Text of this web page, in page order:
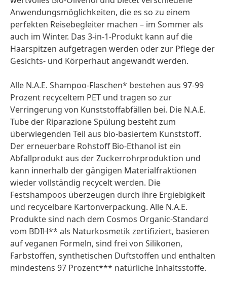
Anwendungsmöglichkeiten, die es so zu einem
perfekten Reisebegleiter machen – im Sommer als
auch im Winter. Das 3-in-1-Produkt kann auf die
Haarspitzen aufgetragen werden oder zur Pflege der
Gesichts- und Körperhaut angewandt werden.
Alle N.A.E. Shampoo-Flaschen* bestehen aus 97-99
Prozent recyceltem PET und tragen so zur
Verringerung von Kunststoffabfällen bei. Die N.A.E.
Tube der Riparazione Spülung besteht zum
überwiegenden Teil aus bio-basiertem Kunststoff.
Der erneuerbare Rohstoff Bio-Ethanol ist ein
Abfallprodukt aus der Zuckerrohrproduktion und
kann innerhalb der gängigen Materialfraktionen
wieder vollständig recycelt werden. Die
Festshampoos überzeugen durch ihre Ergiebigkeit
und recycelbare Kartonverpackung. Alle N.A.E.
Produkte sind nach dem Cosmos Organic-Standard
vom BDIH** als Naturkosmetik zertifiziert, basieren
auf veganen Formeln, sind frei von Silikonen,
Farbstoffen, synthetischen Duftstoffen und enthalten
mindestens 97 Prozent*** natürliche Inhaltsstoffe.